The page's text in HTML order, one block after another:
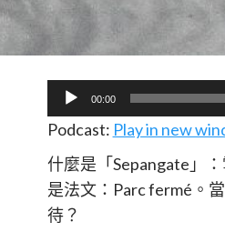
訊
放
器
00:00
Podcast: Play in new
什麼是「Sepangate」
是法文：Parc fermé。
待？